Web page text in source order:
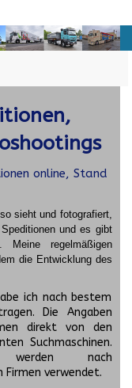
online, Stand
sieht und fotografiert,
und es gibt
Meine regelmäßigen
die Entwicklung des
ich nach bestem
Die Angaben
direkt von den
Suchmaschinen.
nach
Firmen verwendet.